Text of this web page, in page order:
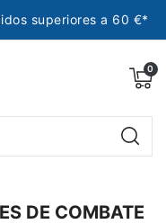
superiores a 60 €*
DE COMBATE